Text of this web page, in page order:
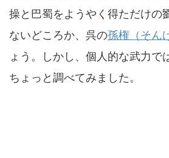
操と巴蜀をようやく得ただけの
ないどころか、呉の孫権（そん
ょう。しかし、個人的な武力で
ちょっと調べてみました。